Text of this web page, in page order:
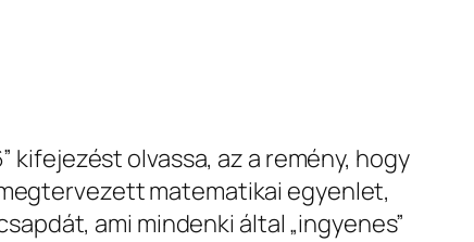
kifejezést olvassa, az a remény, hogy
matematikai egyenlet,
ami mindenki által „ingyenes”